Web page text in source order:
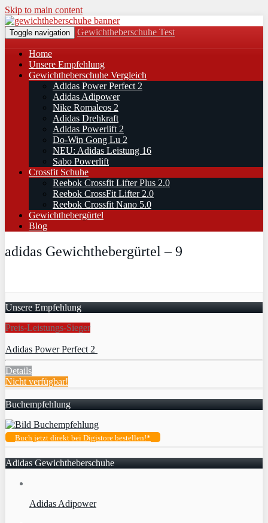
Skip to main content
Toggle navigation Gewichtheberschuhe Test
Home
Unsere Empfehlung
Gewichtheberschuhe Vergleich
Adidas Power Perfect 2
Adidas Adipower
Nike Romaleos 2
Adidas Drehkraft
Adidas Powerlift 2
Do-Win Gong Lu 2
NEU: Adidas Leistung 16
Sabo Powerlift
Crossfit Schuhe
Reebok Crossfit Lifter Plus 2.0
Reebok CrossFit Lifter 2.0
Reebok Crossfit Nano 5.0
Gewichthebergürtel
Blog
adidas Gewichthebergürtel – 9
Unsere Empfehlung
Preis-Leistungs-Sieger
Adidas Power Perfect 2
Details
Nicht verfügbar!
Buchempfehlung
Buch jetzt direkt bei Digistore bestellen!*
Adidas Gewichtheberschuhe
Adidas Adipower